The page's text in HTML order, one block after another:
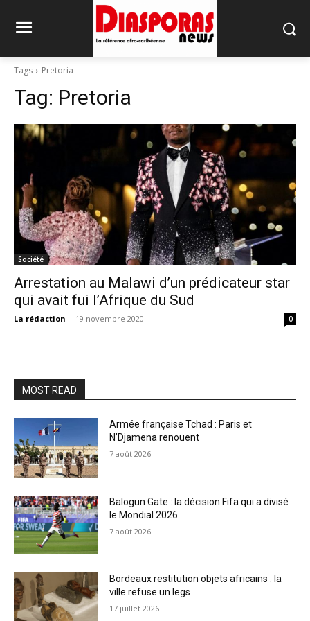
Tags Pretoria
Tag: Pretoria
Société
Arrestation au Malawi d’un prédicateur star
qui avait fui l’Afrique du Sud
La rédaction - 19 novembre 2020 0
MOST READ
Armée française Tchad : Paris et
N’Djamena renouent
7 août 2026
Balogun Gate : la décision Fifa qui a divisé
le Mondial 2026
7 août 2026
Bordeaux restitution objets africains : la
ville refuse un legs
17 juillet 2026